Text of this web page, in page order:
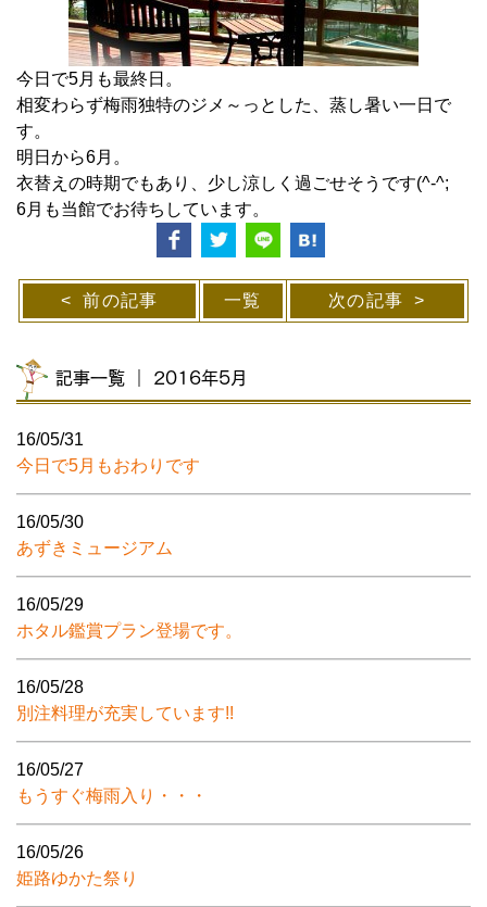
今日で5月も最終日。
相変わらず梅雨独特のジメ～っとした、蒸し暑い一日で
す。
明日から6月。
衣替えの時期でもあり、少し涼しく過ごせそうです(^-^;
6月も当館でお待ちしています。
前の記事 一覧 次の記事
記事一覧 ｜ 2016年5月
16/05/31
今日で5月もおわりです
16/05/30
あずきミュージアム
16/05/29
ホタル鑑賞プラン登場です。
16/05/28
別注料理が充実しています!!
16/05/27
もうすぐ梅雨入り・・・
16/05/26
姫路ゆかた祭り